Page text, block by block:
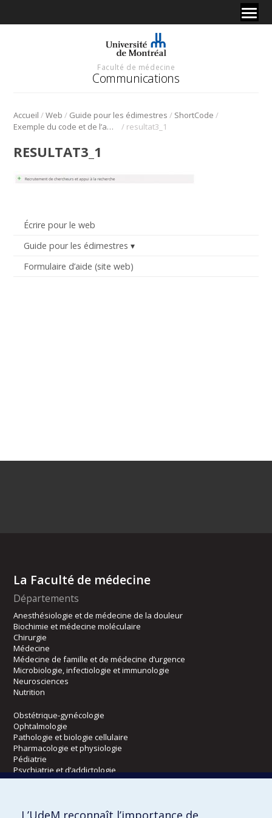
Faculté de médecine
Communications
Accueil /Web / Guide pour les édimestres / ShortCode /
Exemple du code et de l’affichage
/ resultat3_1
Écrire pour le web
Guide pour les édimestres
Formulaire d’aide (site web)
RESULTAT3_1
La Faculté de médecine
Départements
Anesthésiologie et de médecine de la douleur
Biochimie et médecine moléculaire
Chirurgie
Médecine
Médecine de famille et de médecine d’urgence
Microbiologie, infectiologie et immunologie
Neurosciences
Nutrition
Obstétrique-gynécologie
Ophtalmologie
Pathologie et biologie cellulaire
Pharmacologie et physiologie
Pédiatrie
Psychiatrie et d’addictologie
Radiologie, radio-oncologie et médecine nucléaire
L’UdeM reconnaît l’importance de